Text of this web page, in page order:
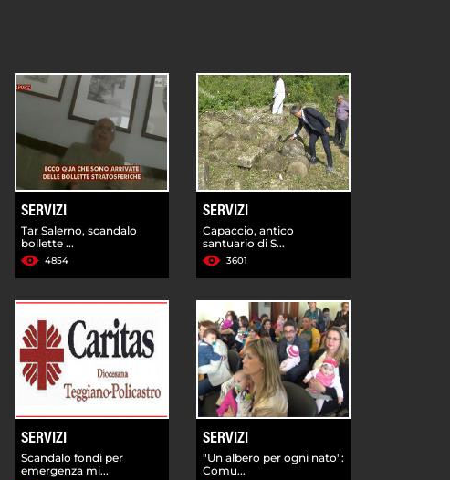
SERVIZI
Tar Salerno, scandalo
bollette ...
4854
SERVIZI
Capaccio, antico
santuario di S...
3601
SERVIZI
Scandalo fondi per
emergenza mi...
SERVIZI
"Un albero per ogni nato":
Comu...